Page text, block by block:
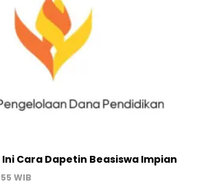
Ini Cara Dapetin Beasiswa Impian
WIB